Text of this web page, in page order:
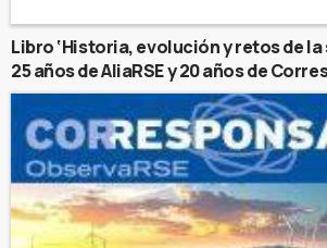
Libro ‘Historia, evolución y retos de
25 años de AliaRSE y 20 años de